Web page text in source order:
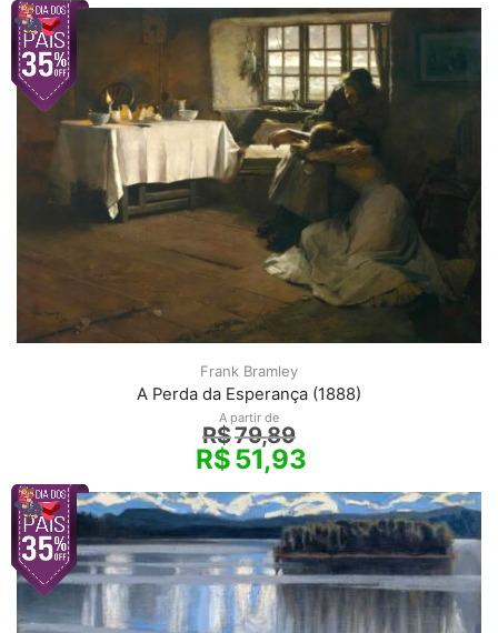
Frank Bramley
A Perda da Esperança (1888)
A partir de
R$79,89
R$51,93